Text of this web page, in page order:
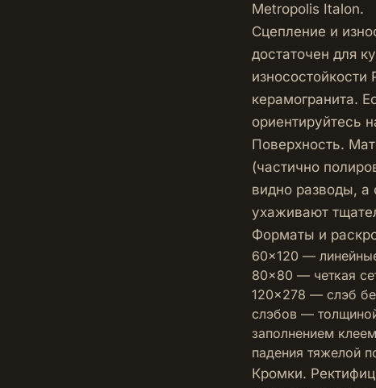
Metropolis Italon.
Сцепление и
достаточен для
износостойкости
керамогранита.
ориентируйтесь
Поверхность.
(частично
видно разводы,
ухаживают
Форматы и
60×120 —
80×80 — четкая
120×278 — слэб
слэбов —
заполнением
падения тяжелой
Кромки.